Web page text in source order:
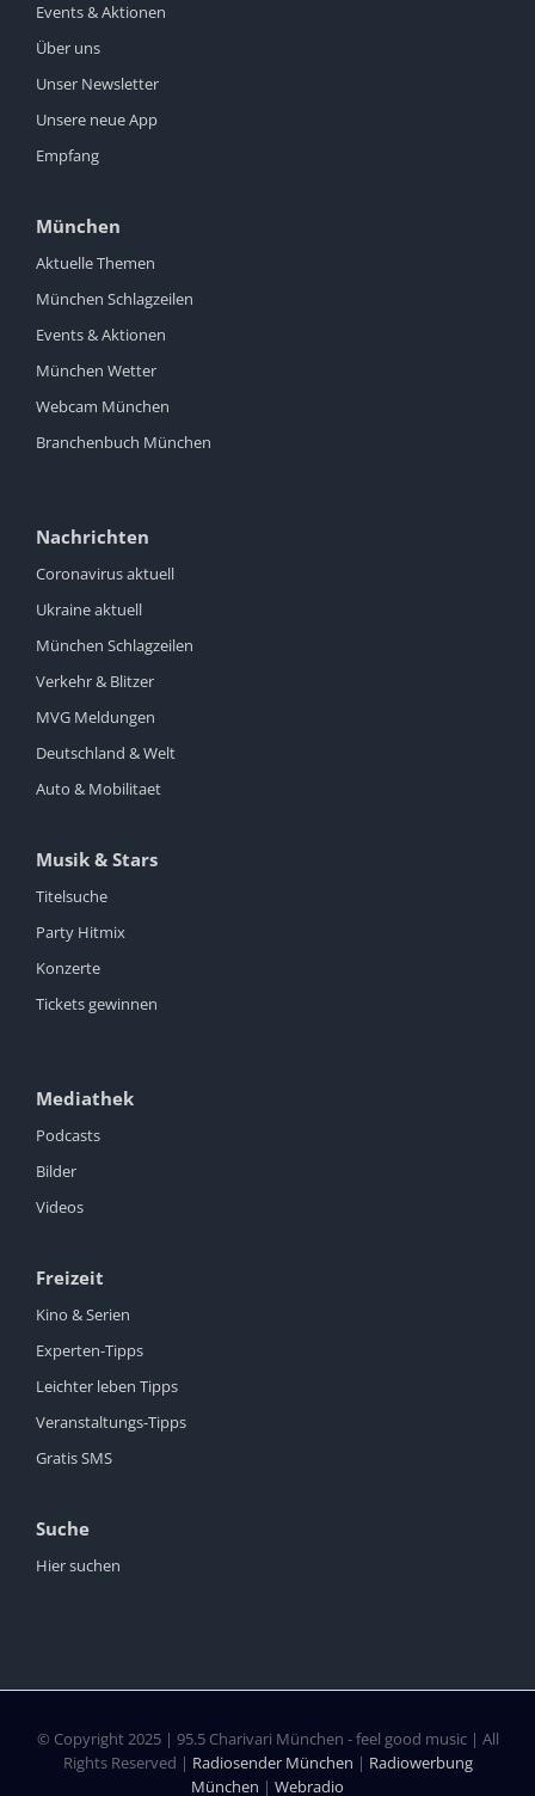
Events & Aktionen
Über uns
Unser Newsletter
Unsere neue App
Empfang
München
Aktuelle Themen
München Schlagzeilen
Events & Aktionen
München Wetter
Webcam München
Branchenbuch München
Nachrichten
Coronavirus aktuell
Ukraine aktuell
München Schlagzeilen
Verkehr & Blitzer
MVG Meldungen
Deutschland & Welt
Auto & Mobilitaet
Musik & Stars
Titelsuche
Party Hitmix
Konzerte
Tickets gewinnen
Mediathek
Podcasts
Bilder
Videos
Freizeit
Kino & Serien
Experten-Tipps
Leichter leben Tipps
Veranstaltungs-Tipps
Gratis SMS
Suche
Hier suchen
© Copyright 2025 | 95.5 Charivari München - feel good music | All
Rights Reserved | Radiosender München | Radiowerbung
München | Webradio